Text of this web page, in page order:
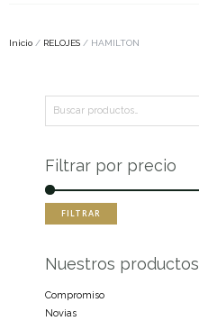
Inicio / RELOJES / HAMILTON
por:
Filtrar por precio
FILTRAR
Nuestros productos
Compromiso
Novias